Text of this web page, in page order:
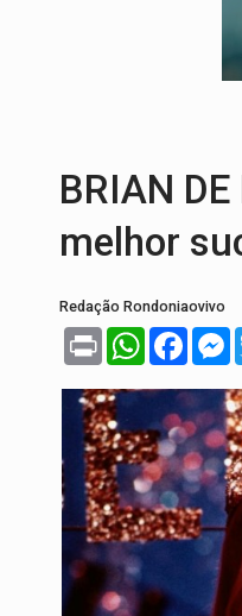
BRIAN
melhor
Redação Rondoniaovivo
Print WhatsApp